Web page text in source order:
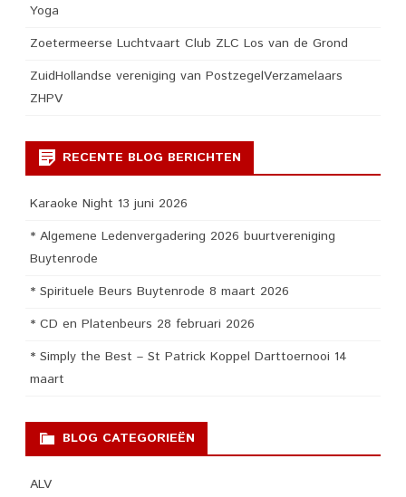
Yoga
Zoetermeerse Luchtvaart Club ZLC Los van de Grond
ZuidHollandse vereniging van PostzegelVerzamelaars
ZHPV
RECENTE BLOG BERICHTEN
Karaoke Night 13 juni 2026
* Algemene Ledenvergadering 2026 buurtvereniging
Buytenrode
* Spirituele Beurs Buytenrode 8 maart 2026
* CD en Platenbeurs 28 februari 2026
* Simply the Best – St Patrick Koppel Darttoernooi 14
maart
BLOG CATEGORIEËN
ALV